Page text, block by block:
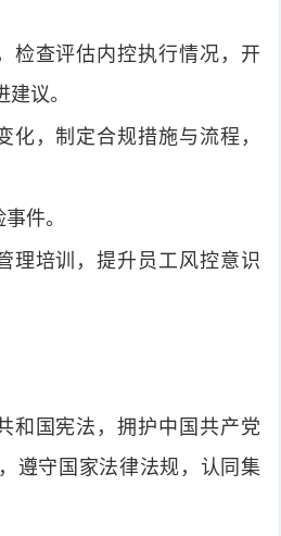
检查评估内控执行情况，开
议。
化，制定合规措施与流程，
件。
理培训，提升员工风控意识
和国宪法，拥护中国共产党
遵守国家法律法规，认同集